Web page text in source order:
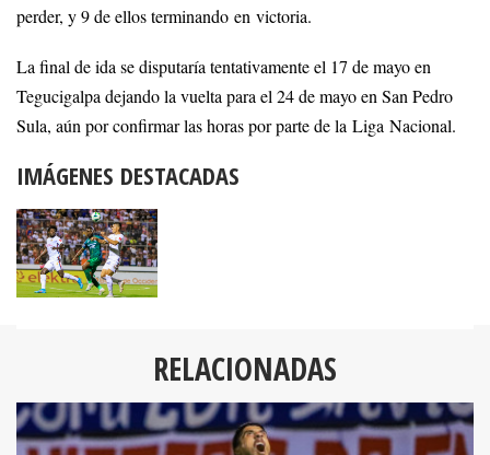
perder, y 9 de ellos terminando en victoria.
La final de ida se disputaría tentativamente el 17 de mayo en
Tegucigalpa dejando la vuelta para el 24 de mayo en San Pedro
Sula, aún por confirmar las horas por parte de la Liga Nacional.
IMÁGENES DESTACADAS
RELACIONADAS